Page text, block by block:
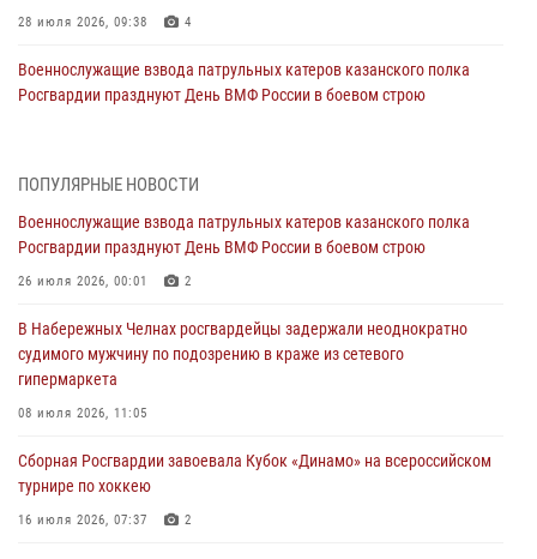
28 июля 2026, 09:38 4
Военнослужащие взвода патрульных катеров казанского полка
Росгвардии празднуют День ВМФ России в боевом строю
Татарстанские росгвардейцы завоевали «бронзу» в окружном этапе
24 июля 2026, 15:05
В казанском полку Росгвардии состоялся концерт певицы Кристины
23 июля 2026, 10:22 2
В Нижнекамске сотрудники Росгвардии задержали подозреваемого
в краже
В Казани Росгвардия приняла участие в обеспечении безопасности
крестного хода и освящения храма
ПОПУЛЯРНЫЕ НОВОСТИ
Военнослужащие взвода патрульных катеров казанского полка
Росгвардии празднуют День ВМФ России в боевом строю
26 июля 2026, 00:01 2
В Набережных Челнах росгвардейцы задержали неоднократно
судимого мужчину по подозрению в краже из сетевого
гипермаркета
08 июля 2026, 11:05
Сборная Росгвардии завоевала Кубок «Динамо» на всероссийском
турнире по хоккею
16 июля 2026, 07:37 2